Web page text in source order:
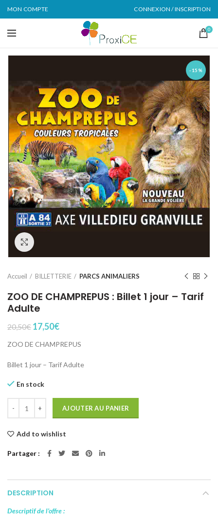
MON COMPTE CONNEXION / INSCRIPTION
0
-15%
Accueil BILLETTERIE PARCS ANIMALIERS
ZOO DE CHAMPREPUS : Billet 1 jour – Tarif
Adulte
20,50€ Le
initial
20,50€.
17,50€Le
actuel
17,50€.
ZOO DE CHAMPREPUS
Billet 1 jour – Tarif Adulte
En stock
AJOUTER AU PANIER
Add to wishlist
Partager
DESCRIPTION
Descriptif de l’offre :